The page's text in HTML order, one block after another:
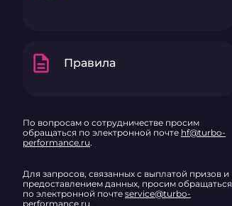
description Правила
По вопросам о сотрудничестве просим
обращаться по электронной почте hf@turbo-
performance.ru.
Для запросов, связанных с выплатой призов и
предоставлением данных, просим обращаться
по электронной почте service@turbo-
performance.ru.